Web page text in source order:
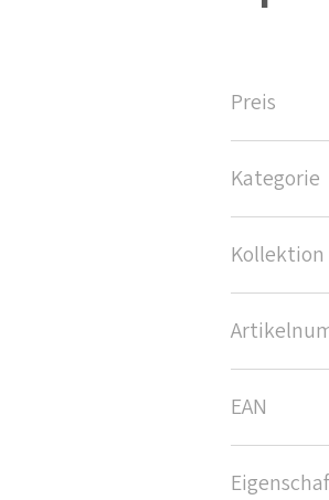
Preis
Kategorie
Kollektion
EAN